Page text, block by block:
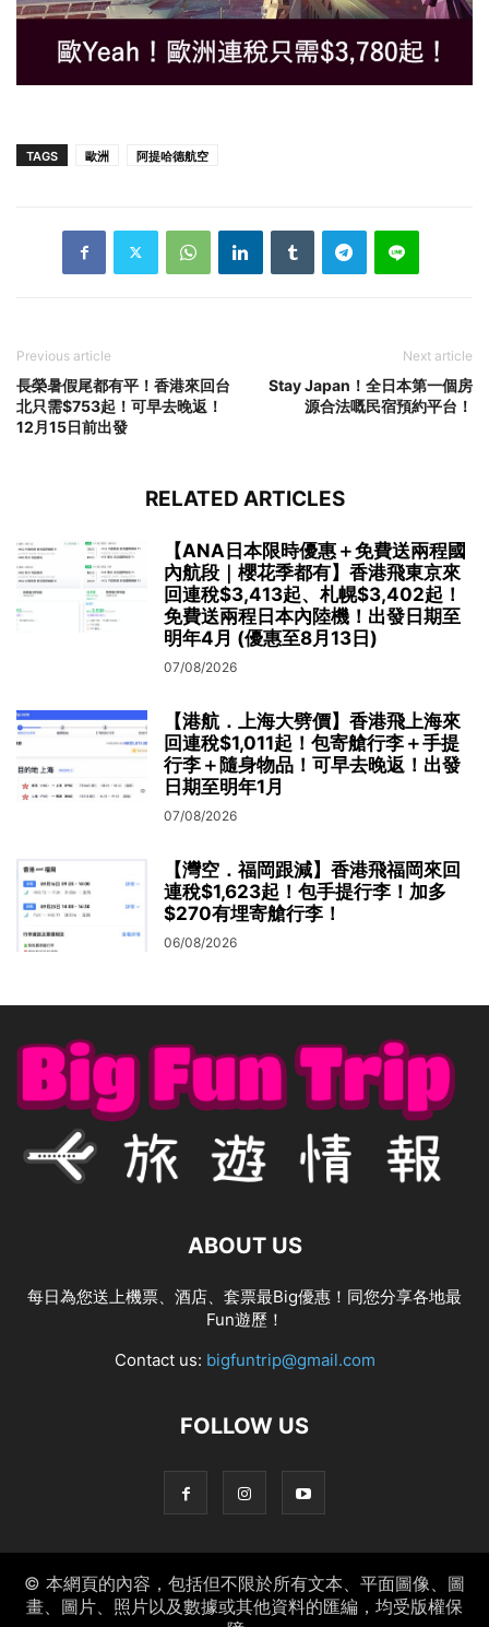
TAGS 歐洲 阿提哈德航空
Previous article
長榮暑假尾都有平！香港來回台
北只需$753起！可早去晚返！
12月15日前出發
Next article
Stay Japan！全日本第一個房
源合法嘅民宿預約平台！
RELATED ARTICLES
【ANA日本限時優惠＋免費送兩程國
內航段｜櫻花季都有】香港飛東京來
回連稅$3,413起、札幌$3,402起！
免費送兩程日本內陸機！出發日期至
明年4月 (優惠至8月13日)
07/08/2026
【港航．上海大劈價】香港飛上海來
回連稅$1,011起！包寄艙行李＋手提
行李＋隨身物品！可早去晚返！出發
日期至明年1月
07/08/2026
【灣空．福岡跟減】香港飛福岡來回
連稅$1,623起！包手提行李！加多
$270有埋寄艙行李！
06/08/2026
ABOUT US
每日為您送上機票、酒店、套票最Big優惠！同您分享各地最
Fun遊歷！
Contact us: bigfuntrip@gmail.com
FOLLOW US
© 本網頁的內容，包括但不限於所有文本、平面圖像、圖
畫、圖片、照片以及數據或其他資料的匯編，均受版權保